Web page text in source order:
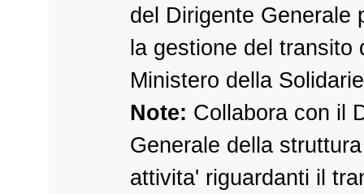
del Dirigente Generale
la gestione del transito
Ministero della
Note: Collabora con il
Generale della
attivita' riguardanti il